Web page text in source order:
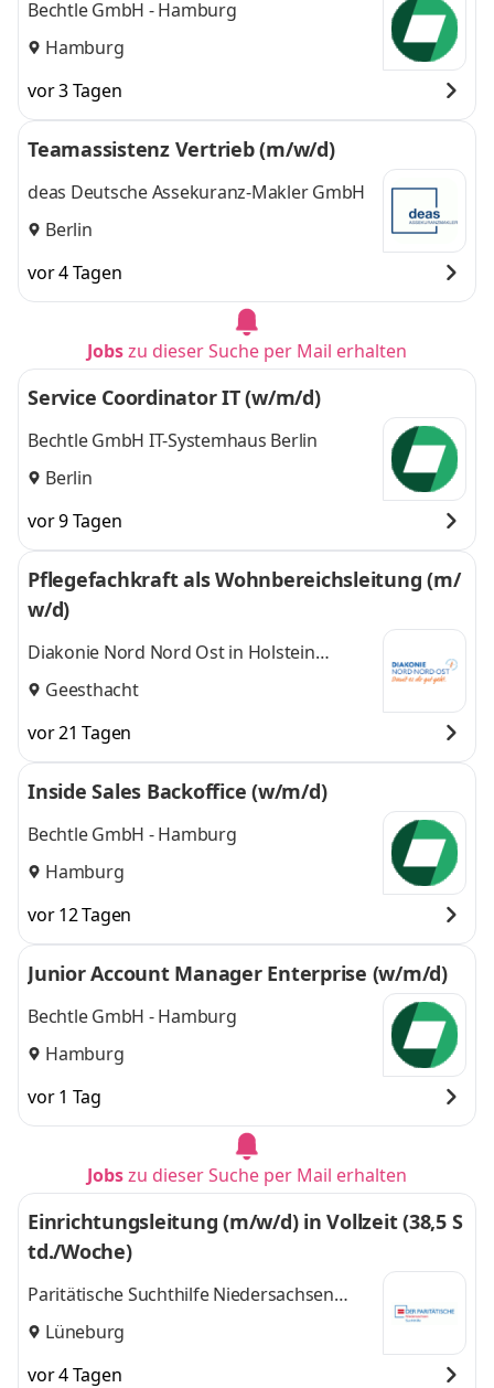
Bechtle GmbH - Hamburg
Hamburg
vor 3 Tagen
Teamassistenz Vertrieb (m/w/d)
deas Deutsche Assekuranz-Makler GmbH
Berlin
vor 4 Tagen
Jobszu dieser Suche per Mail erhalten
Service Coordinator IT (w/m/d)
Bechtle GmbH IT-Systemhaus Berlin
Berlin
vor 9 Tagen
Pflegefachkraft als Wohnbereichsleitung (m/
w/d)
Diakonie Nord Nord Ost in Holstein
gemeinnützige GmbH
Geesthacht
vor 21 Tagen
Inside Sales Backoffice (w/m/d)
Bechtle GmbH - Hamburg
Hamburg
vor 12 Tagen
Junior Account Manager Enterprise (w/m/d)
Bechtle GmbH - Hamburg
Hamburg
vor 1 Tag
Jobszu dieser Suche per Mail erhalten
Einrichtungsleitung (m/w/d) in Vollzeit (38,5 S
td./Woche)
Paritätische Suchthilfe Niedersachsen
gGmbH
Lüneburg
vor 4 Tagen